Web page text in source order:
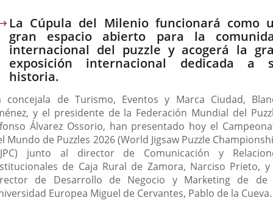
La Cúpula del Milenio funcionará como
gran espacio abierto para la
internacional del puzzle y acogerá la
exposición internacional dedicada a
historia.
concejala de Turismo, Eventos y Marca Ciudad,
y el presidente de la Federación Mundial del
Álvarez Ossorio, han presentado hoy el
Mundo de Puzzles 2026 (World Jigsaw Puzzle
junto al director de Comunicación y
de Caja Rural de Zamora, Narciso Prieto,
de Desarrollo de Negocio y Marketing de de
Europea Miguel de Cervantes, Pablo de la Cueva.